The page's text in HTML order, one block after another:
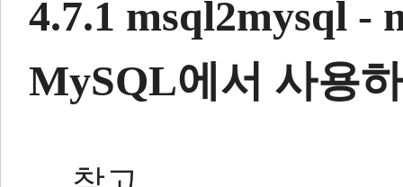
4.7.1 msql2mysql -
MySQL에서 사용